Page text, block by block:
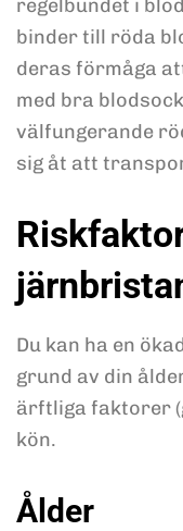
regelbundet i
binder till röda
deras förmåga
med bra
välfungerande
sig åt att
Du kan ha en
grund av din
ärftliga faktorer
kön.
Ålder